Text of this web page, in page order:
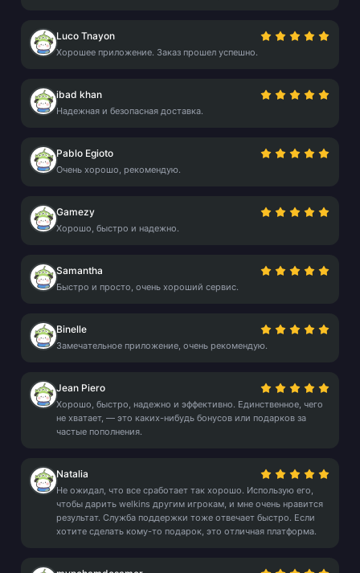
Luco Tnayon
Хорошее приложение. Заказ прошел успешно.
ibad khan
Надежная и безопасная доставка.
Pablo Egioto
Очень хорошо, рекомендую.
Gamezy
Хорошо, быстро и надежно.
Samantha
Быстро и просто, очень хороший сервис.
Binelle
Замечательное приложение, очень рекомендую.
Jean Piero
Хорошо, быстро, надежно и эффективно. Единственное, чего
не хватает, — это каких-нибудь бонусов или подарков за
частые пополнения.
Natalia
Не ожидал, что все сработает так хорошо. Использую его,
чтобы дарить welkins другим игрокам, и мне очень нравится
результат. Служба поддержки тоже отвечает быстро. Если
хотите сделать кому-то подарок, это отличная платформа.